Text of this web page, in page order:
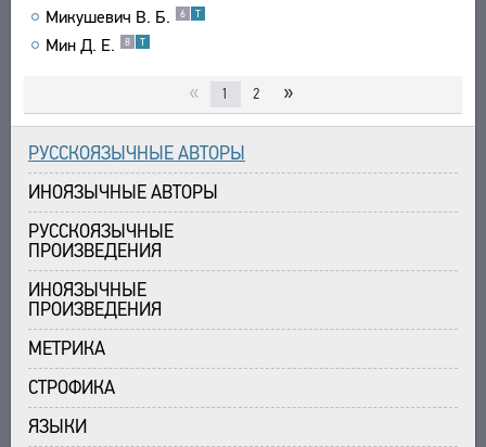
Микушевич В. Б. 6 Т
Мин Д. Е. 8 Т
« 1 2 »
РУССКОЯЗЫЧНЫЕ АВТОРЫ
ИНОЯЗЫЧНЫЕ АВТОРЫ
РУССКОЯЗЫЧНЫЕ
ПРОИЗВЕДЕНИЯ
ИНОЯЗЫЧНЫЕ
ПРОИЗВЕДЕНИЯ
МЕТРИКА
СТРОФИКА
ЯЗЫКИ